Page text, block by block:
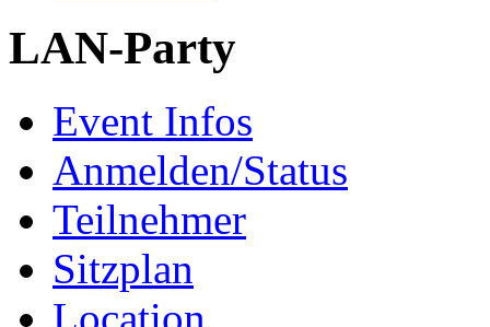
LAN-Party
Event Infos
Anmelden/Status
Teilnehmer
Sitzplan